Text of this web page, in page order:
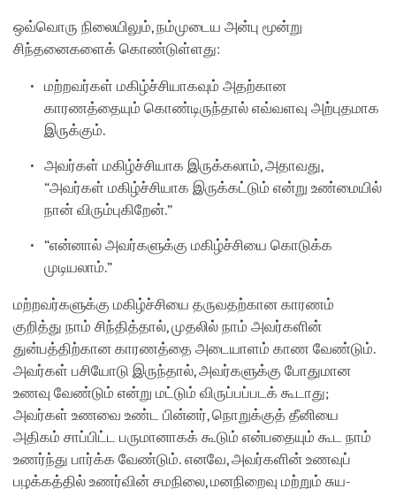
ஒவ்வொரு நிலையிலும், நம்முடைய அன்பு மூன்று
சிந்தனைகளைக் கொண்டுள்ளது:
மற்றவர்கள் மகிழ்ச்சியாகவும் அதற்கான
காரணத்தையும் கொண்டிருந்தால் எவ்வளவு அற்புதமாக
இருக்கும்.
அவர்கள் மகிழ்ச்சியாக இருக்கலாம், அதாவது,
“அவர்கள் மகிழ்ச்சியாக இருக்கட்டும் என்று உண்மையில்
நான் விரும்புகிறேன்.”
“என்னால் அவர்களுக்கு மகிழ்ச்சியை கொடுக்க
முடியலாம்.”
மற்றவர்களுக்கு மகிழ்ச்சியை தருவதற்கான காரணம்
குறித்து நாம் சிந்தித்தால், முதலில் நாம் அவர்களின்
துன்பத்திற்கான காரணத்தை அடையாளம் காண வேண்டும்.
அவர்கள் பசியோடு இருந்தால், அவர்களுக்கு போதுமான
உணவு வேண்டும் என்று மட்டும் விருப்பப்படக் கூடாது;
அவர்கள் உணவை உண்ட பின்னர், நொறுக்குத் தீனியை
அதிகம் சாப்பிட்ட பருமானாகக் கூடும் என்பதையும் கூட நாம்
உணர்ந்து பார்க்க வேண்டும். எனவே, அவர்களின் உணவுப்
பழக்கத்தில் உணர்வின் சமநிலை, மனநிறைவு மற்றும் சுய-